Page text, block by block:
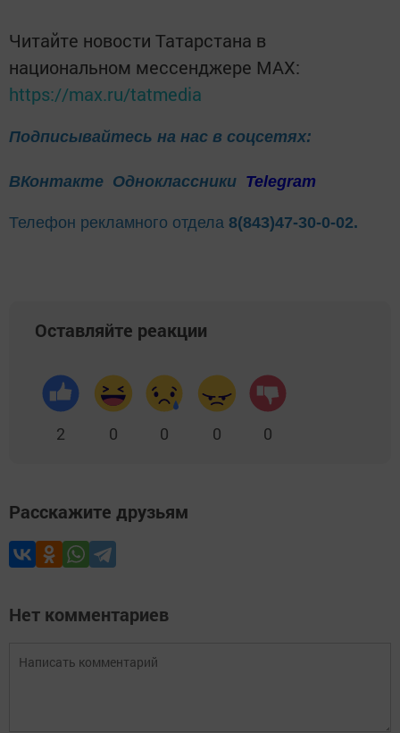
Читайте новости Татарстана в
национальном мессенджере MАХ:
https://max.ru/tatmedia
Подписывайтесь на нас в соцсетях:
ВКонтакте Одноклассники Telegram
Телефон рекламного отдела 8(843)47-30-0-02.
Оставляйте реакции
2 0 0 0 0
Расскажите друзьям
Нет комментариев